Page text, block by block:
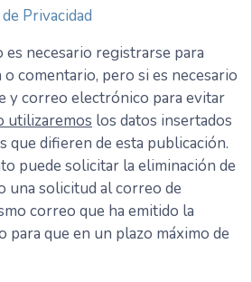
Privacidad
es necesario registrarse para
comentario, pero si es necesario
y correo electrónico para evitar
utilizaremos los datos insertados
que difieren de esta publicación.
puede solicitar la eliminación de
una solicitud al correo de
correo que ha emitido la
que en un plazo máximo de